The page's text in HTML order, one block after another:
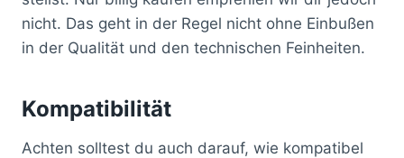
nicht. Das geht in der Regel nicht ohne Einbußen
in der Qualität und den technischen Feinheiten.
Kompatibilität
Achten solltest du auch darauf, wie kompatibel